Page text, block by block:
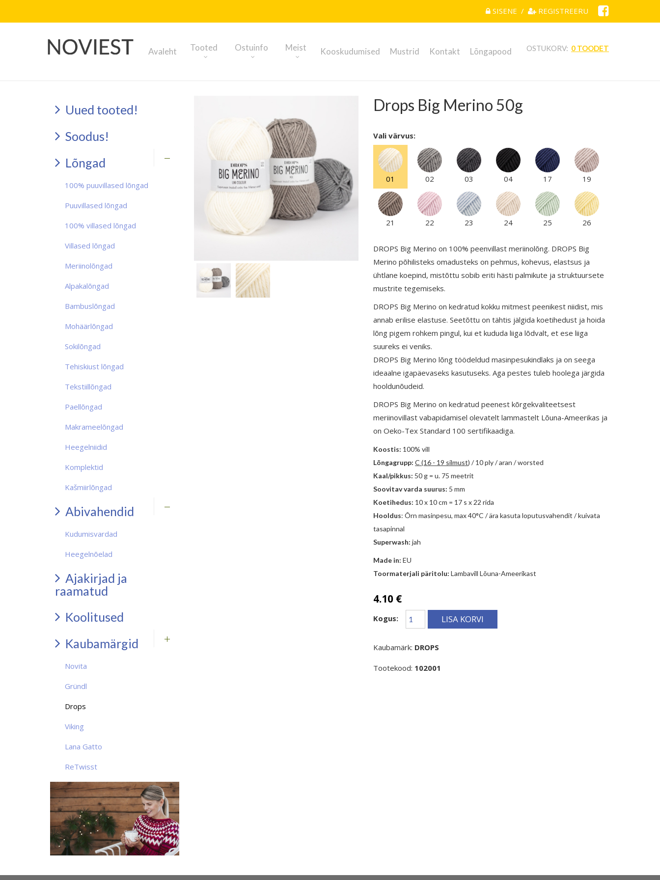
SISENE / REGISTREERU
Avaleht Tooted Ostuinfo Meist Kooskudumised Mustrid Kontakt Lõngapood OSTUKORV: 0 TOODET
Uued tooted!
Soodus!
Lõngad
100% puuvillased lõngad
Puuvillased lõngad
100% villased lõngad
Villased lõngad
Meriinolõngad
Alpakalõngad
Bambuslõngad
Mohäärlõngad
Sokilõngad
Tehiskiust lõngad
Tekstiillõngad
Paellõngad
Makrameelõngad
Heegelniidid
Komplektid
Kašmiirlõngad
Abivahendid
Kudumisvardad
Heegelnõelad
Ajakirjad ja
raamatud
Koolitused
Kaubamärgid
Novita
Gründl
Drops
Viking
Lana Gatto
ReTwisst
Drops Big Merino 50g
Vali värvus:
01 02 03 04 17 19
21 22 23 24 25 26
DROPS Big Merino on 100% peenvillast meriinolõng. DROPS Big
Merino põhilisteks omadusteks on pehmus, kohevus, elastsus ja
ühtlane koepind, mistõttu sobib eriti hästi palmikute ja struktuursete
mustrite tegemiseks.
DROPS Big Merino on kedratud kokku mitmest peenikest niidist, mis
annab erilise elastuse. Seetõttu on tähtis jälgida koetihedust ja hoida
lõng pigem rohkem pingul, kui et kududa liiga lõdvalt, et ese liiga
suureks ei veniks.
DROPS Big Merino lõng töödeldud masinpesukindlaks ja on seega
ideaalne igapäevaseks kasutuseks. Aga pestes tuleb hoolega järgida
hooldunõudeid.
DROPS Big Merino on kedratud peenest kõrgekvaliteetsest
meriinovillast vabapidamisel olevatelt lammastelt Lõuna-Ameerikas ja
on Oeko-Tex Standard 100 sertifikaadiga.
Koostis: 100% vill
Lõngagrupp: C (16 - 19 silmust)/ 10 ply / aran / worsted
Kaal/pikkus: 50 g = u. 75 meetrit
Soovitav varda suurus: 5 mm
Koetihedus: 10 x 10 cm = 17 s x 22 rida
Hooldus: Õrn masinpesu, max 40°C / ära kasuta loputusvahendit / kuivata
tasapinnal
Superwash: jah
Made in:EU
Toormaterjali päritolu: Lambavill Lõuna-Ameerikast
4.10 €
Kogus: LISA KORVI
Kaubamärk: DROPS
Tootekood: 102001